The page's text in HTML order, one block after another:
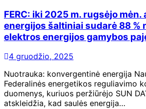
FERC: iki 2025 m. rugsėjo
energijos šaltiniai sudarė 88 %
elektros energijos gamybos
4 gruodžio, 2025
Nuotrauka: konvergentinė energija
Federalinės energetikos reguliavimo
duomenys, kuriuos peržiūrėjo SUN
atskleidžia, kad saulės energija…